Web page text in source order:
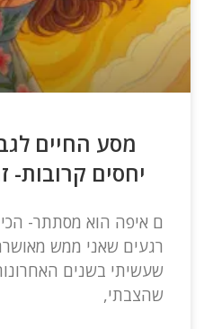
מסע החיים
יחסים קרובות-
ם איפה הוא מסתתר-
רגעים שאני ממש
שעשיתי בשנים
שהצבתי,